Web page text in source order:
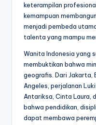
keterampilan
kemampuan
menjadi pembeda
talenta yang mampu
Wanita Indonesia yang
membuktikan bahwa
geografis. Dari Jakarta,
Angeles, perjalanan
Antariksa, Cinta Laura,
bahwa pendidikan,
dapat membawa